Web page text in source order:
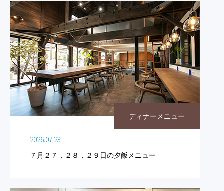
ディナーメニュー
2026.07.23
７月２７，２８，２９日の夕飯メニュー